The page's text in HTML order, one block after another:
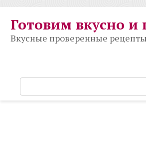
контенту
Готовим вкусно
Вкусные проверенные
о